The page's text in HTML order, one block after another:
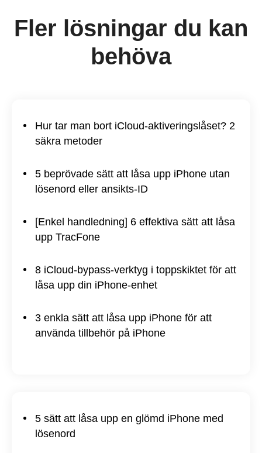
Fler lösningar du kan
behöva
Hur tar man bort iCloud-aktiveringslåset? 2
säkra metoder
5 beprövade sätt att låsa upp iPhone utan
lösenord eller ansikts-ID
[Enkel handledning] 6 effektiva sätt att låsa
upp TracFone
8 iCloud-bypass-verktyg i toppskiktet för att
låsa upp din iPhone-enhet
3 enkla sätt att låsa upp iPhone för att
använda tillbehör på iPhone
5 sätt att låsa upp en glömd iPhone med
lösenord